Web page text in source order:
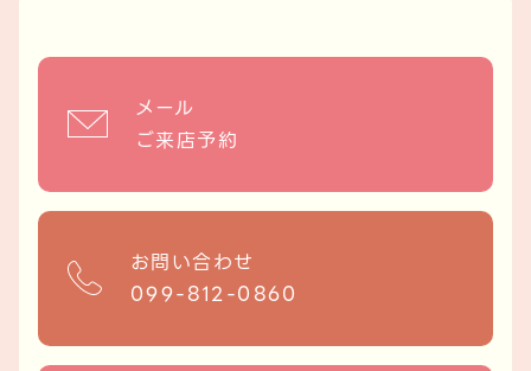
メール
ご来店予約
お問い合わせ
099-812-0860